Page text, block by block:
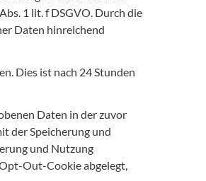
1 lit. f DSGVO. Durch die
Daten hinreichend
Dies ist nach 24 Stunden
Daten in der zuvor
der Speicherung und
und Nutzung
Out-Cookie abgelegt,